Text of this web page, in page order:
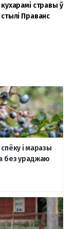
кухарамі стравы ў
стылі Праванс
і маразы
без ураджаю